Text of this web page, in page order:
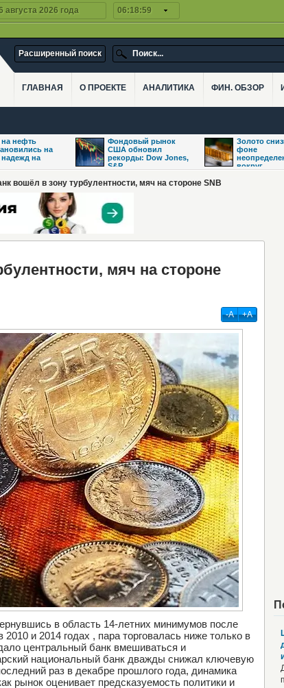
августа 2026 года 06:18:59
Расширенный поиск
ГЛАВНАЯ О ПРОЕКТЕ АНАЛИТИКА ФИН. ОБЗОР
нефть
на
на
Фондовый рынок
США обновил
рекорды: Dow Jones,
S&P
Золото
фоне
вокруг
вошёл в зону турбулентности, мяч на стороне SNB
мяч на стороне
-А +А
в область 14-летних минимумов после
и 2014 годах , пара торговалась ниже только в
центральный банк вмешиваться и
национальный банк дважды снижал ключевую
раз в декабре прошлого года, динамика
рынок оценивает предсказуемость политики и